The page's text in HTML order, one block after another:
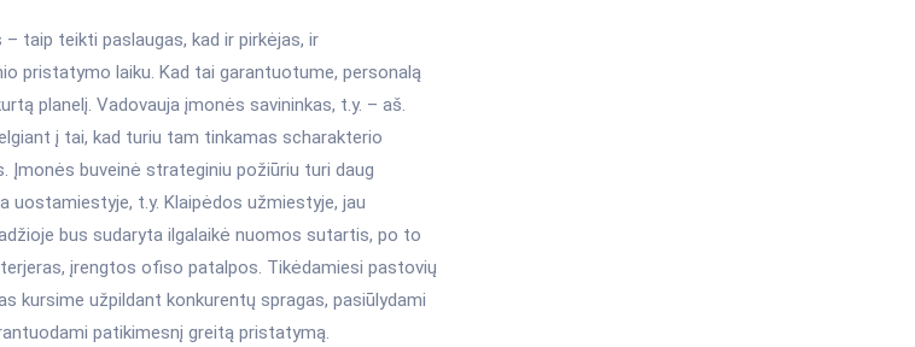
– taip teikti paslaugas, kad ir pirkėjas, ir
pristatymo laiku. Kad tai garantuotume, personalą
planelį. Vadovauja įmonės savininkas, t.y. – aš.
į tai, kad turiu tam tinkamas scharakterio
Įmonės buveinė strateginiu požiūriu turi daug
uostamiestyje, t.y. Klaipėdos užmiestyje, jau
bus sudaryta ilgalaikė nuomos sutartis, po to
įrengtos ofiso patalpos. Tikėdamiesi pastovių
kursime užpildant konkurentų spragas, pasiūlydami
patikimesnį greitą pristatymą.